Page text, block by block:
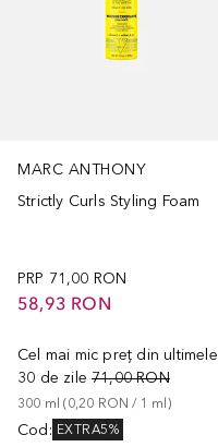
MARC ANTHONY
Strictly Curls Styling Foam
PRP 71,00 RON
58,93 RON
Cel mai mic preț din ultimele
30 de zile 71,00 RON
300 ml (0,20 RON / 1 ml)
Cod : EXTRA5%
+3